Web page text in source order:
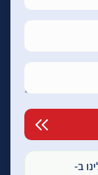
ב-